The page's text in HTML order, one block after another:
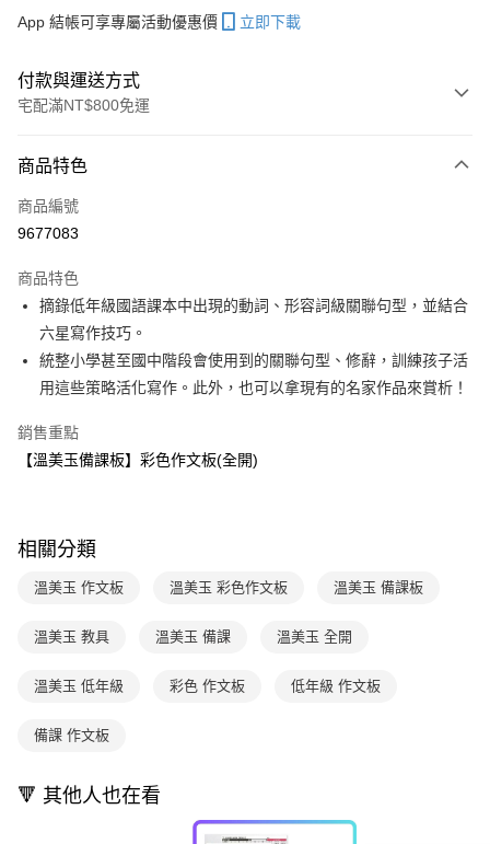
App 結帳可享專屬活動優惠價 立即下載
付款與運送方式
宅配滿NT$800免運
信用卡一次付款
LINE Pay
大哥付你分期
相關說明
【大哥付你分期使用說明】
1.本服務由台灣大哥大提供，台灣大哥大用戶可立即使用無須另外申請。
2.付款方式選擇「大哥付你分期」，訂單成立後會自動跳轉到大哥付的交易
成交易。
3.實際核准額度、可分期數及費用金額請依後續交易確認頁面所載為準。
4.訂單成立30分鐘內，如未前往確認交易或遇審核未通過，訂單將自動取
1.分期款項不併入電信帳單，「大哥付你分期」於每月結算日後寄送繳費提
2.透過簡訊連結打開帳單後，可選擇「超商條碼／台灣大直營門市／銀行轉
【注意事項】
用戶於交易時，得透過本服務購買商品或服務，並由商店將買賣／分期付款
2.基於同意付款使用「大哥付你分期」之契約關係目的，商店將以您的個人
資料（包含姓名、電話或地址）提供予台灣大哥大進項蒐集、處理及利用，
3.完整用戶服務條款，請詳閱以下連結：
AFTEE先享後付
相關說明
AFTEE先享後付是「在收到商品之後才付款」的支付方式。 讓您購物簡單
便利好安心！
【「AFTEE先享後付」結帳流程】
１．於結帳方式選擇「AFTEE先享後付」後，將跳轉至「AFTEE先享後付」
結帳頁面，進行簡訊認證並確認金額後，即可完成結帳。
３．收到繳費通知簡訊後14天內，點擊此簡訊中的連結，可透過四大超商／
※ 請注意：結帳手續完成當下不需立刻繳費，但若您需要取消訂單，請聯絡
購買商品的店家。未經商家同意取消之訂單仍視為有效，需透過AFTEE先享
※ 交易是否成功請以「AFTEE先享後付 」之結帳頁面顯示為準，若有關於
１．透過由恩沛科技股份有限公司提供之「AFTEE先享後付」服務完成之交
ATM付款
每筆NT$70，滿NT$800(含以上)免運費
離島宅配（澎湖、金門、馬祖、小琉球；不適用於郵局i郵箱）
商品特色
商品編號
9677083
商品特色
摘錄低年級國語課本中出現的動詞、形容詞級關聯句型，並結合
六星寫作技巧。
統整小學甚至國中階段會使用到的關聯句型、修辭，訓練孩子活
用這些策略活化寫作。此外，也可以拿現有的名家作品來賞析！
銷售重點
【溫美玉備課板】彩色作文板(全開)
相關分類
溫美玉 作文板 溫美玉 彩色作文板 溫美玉 備課板
溫美玉 教具 溫美玉 備課 溫美玉 全開
溫美玉 低年級 彩色 作文板 低年級 作文板
備課 作文板
🔻 其他人也在看